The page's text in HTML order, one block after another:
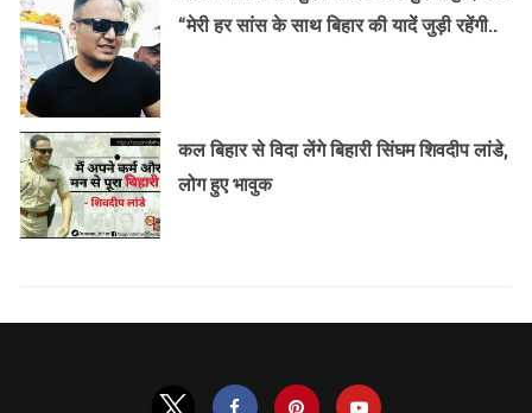
“मेरी हर सांस के साथ बिहार की यादें जुड़ी रहेंगी..
कल बिहार से विदा लेंगे बिहारी सिंघम शिवदीप लांडे,
लोग हुए भावुक